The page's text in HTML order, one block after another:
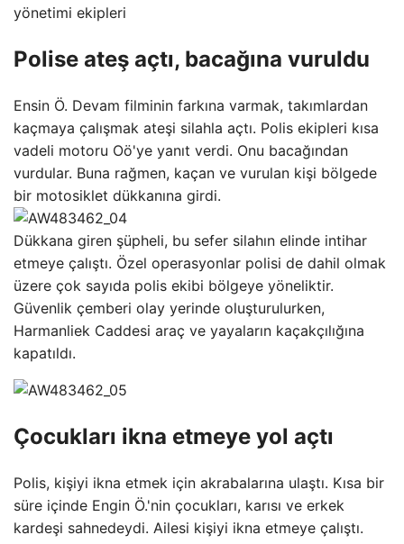
yönetimi ekipleri
Polise ateş açtı, bacağına vuruldu
Ensin Ö. Devam filminin farkına varmak, takımlardan
kaçmaya çalışmak ateşi silahla açtı. Polis ekipleri kısa
vadeli motoru Oö'ye yanıt verdi. Onu bacağından
vurdular. Buna rağmen, kaçan ve vurulan kişi bölgede
bir motosiklet dükkanına girdi.
Dükkana giren şüpheli, bu sefer silahın elinde intihar
etmeye çalıştı. Özel operasyonlar polisi de dahil olmak
üzere çok sayıda polis ekibi bölgeye yöneliktir.
Güvenlik çemberi olay yerinde oluşturulurken,
Harmanliek Caddesi araç ve yayaların kaçakçılığına
kapatıldı.
Çocukları ikna etmeye yol açtı
Polis, kişiyi ikna etmek için akrabalarına ulaştı. Kısa bir
süre içinde Engin Ö.'nin çocukları, karısı ve erkek
kardeşi sahnedeydi. Ailesi kişiyi ikna etmeye çalıştı.